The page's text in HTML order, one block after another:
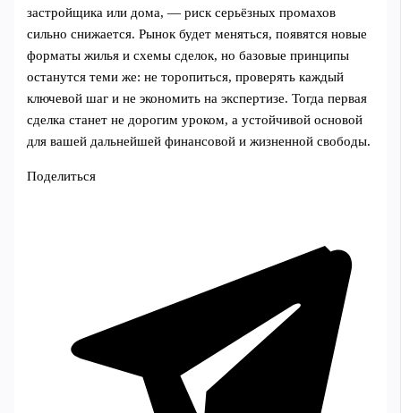
застройщика или дома, — риск серьёзных промахов
сильно снижается. Рынок будет меняться, появятся новые
форматы жилья и схемы сделок, но базовые принципы
останутся теми же: не торопиться, проверять каждый
ключевой шаг и не экономить на экспертизе. Тогда первая
сделка станет не дорогим уроком, а устойчивой основой
для вашей дальнейшей финансовой и жизненной свободы.
Поделиться